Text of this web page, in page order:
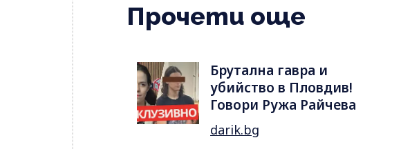
Прочети още
Брутална гавра и
убийство в Пловдив!
Говори Ружа Райчева
darik.bg